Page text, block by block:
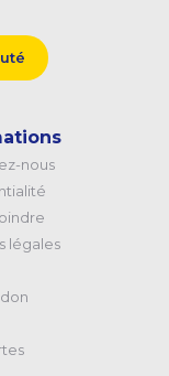
nous
légales